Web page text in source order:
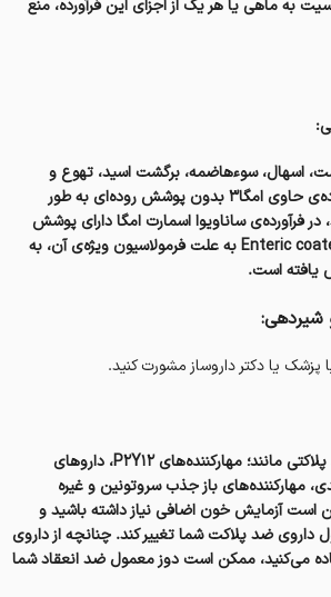
به ماهی یا هر یک از اجزای این فرآورده، منع
اسهال، سوءهاضمه، برگشت اسید، تهوع و
استفراغ که در اثر فرآورده‌ی حاوی امگا۳ بدون پوشش روده‌ای به طور
فرآورده‌ی ساناویوا اسمارت امگا دارای پوشش
روده‌ای یا به لاتین Enteric coated به علت فرمولاسیون ویژه‌ی آن، به
است.
شیردهی:
یا دکتر داروساز مشورت کنید.
اگر از دارویی با اثر ضد پلاکتی مانند؛ مهارکننده‌های P2Y12، داروهای
مهارکننده‌های باز جذب سروتونین و غیره
است آزمایش خون اضافی نیاز داشته باشید و
ضد پلاکت شما تغییر کند. چنانچه از داروی
می‌کنید، ممکن است دوز معمول ضد انعقاد شما